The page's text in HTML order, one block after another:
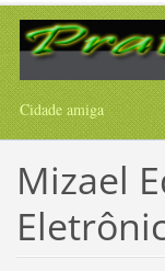
Cidade amiga
Mizael